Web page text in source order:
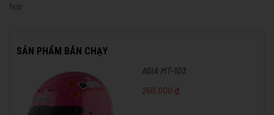
hợp
SẢN PHẨM BÁN CHẠY
ASIA MT-103
250,000 ₫